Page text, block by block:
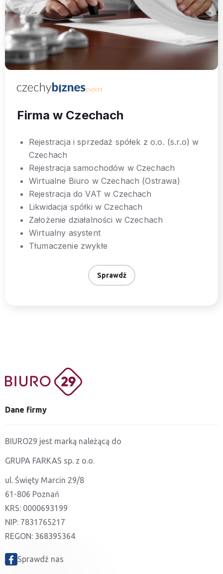
Firma w Czechach
Rejestracja i sprzedaż spółek z o.o. (s.r.o) w
Czechach
Rejestracja samochodów w Czechach
Wirtualne Biuro w Czechach (Ostrawa)
Rejestracja do VAT w Czechach
Likwidacja spółki w Czechach
Założenie działalności w Czechach
Wirtualny asystent
Tłumaczenie zwykłe
Sprawdź
Dane firmy
BIURO29 jest marką należącą do
GRUPA FARKAS sp. z o.o.
ul. Święty Marcin 29/8
61-806 Poznań
KRS: 0000693199
NIP: 7831765217
REGON: 368395364
Sprawdź nas